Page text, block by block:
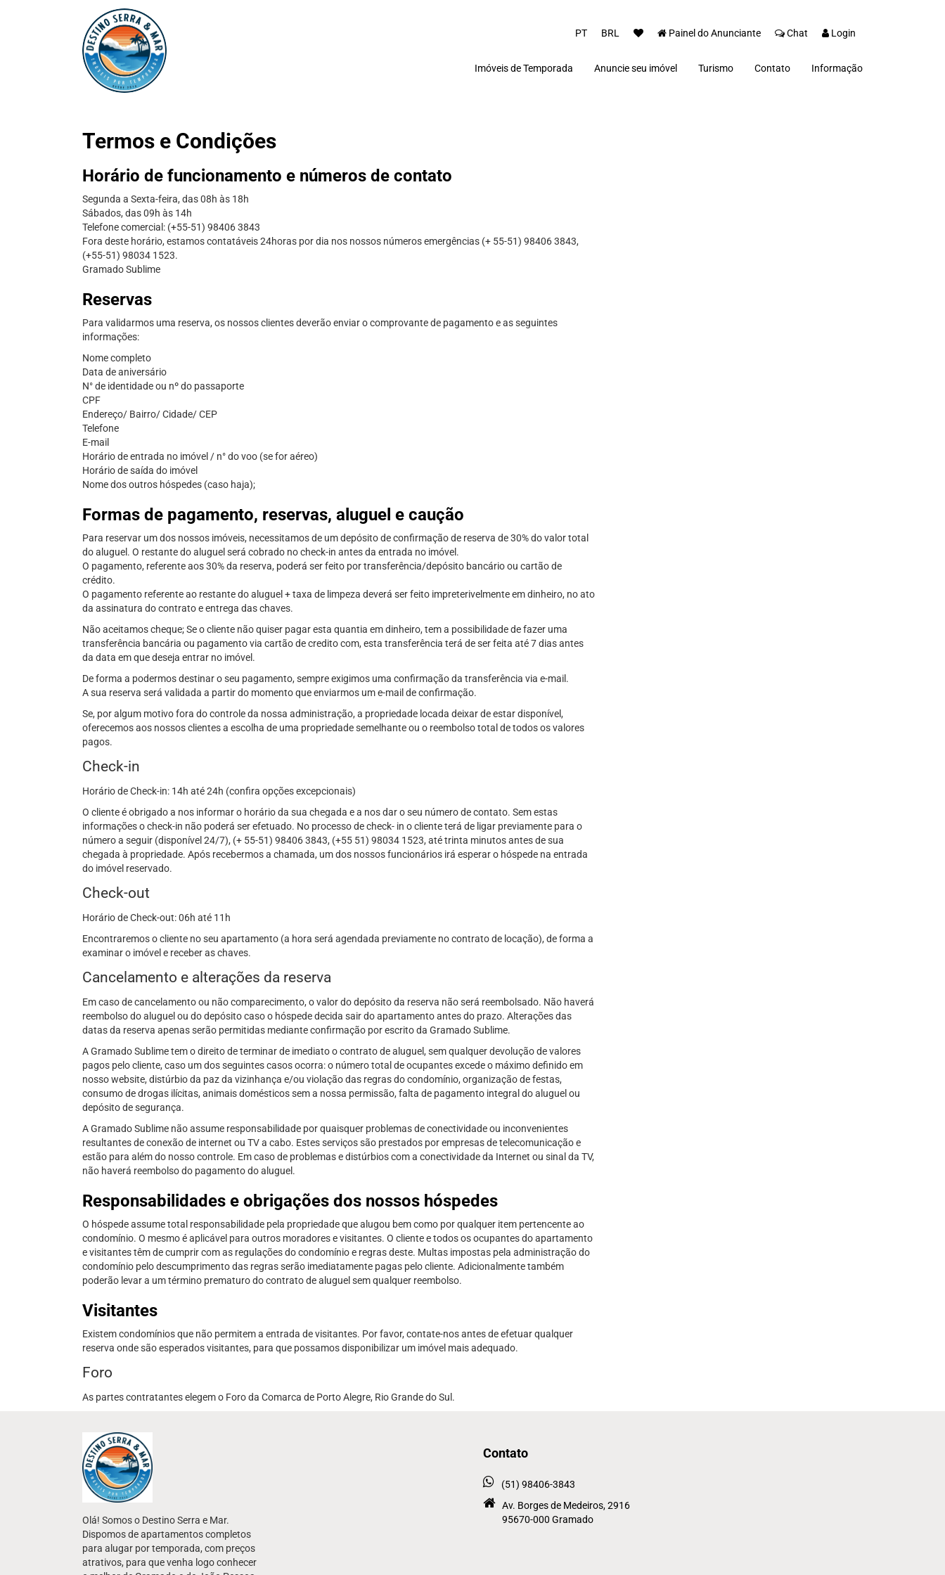
PT BRL Painel do Anunciante Chat Login
Imóveis de Temporada Anuncie seu imóvel Turismo Contato Informação
Termos e Condições
Horário de funcionamento e números de contato
Segunda a Sexta-feira, das 08h às 18h
Sábados, das 09h às 14h
Telefone comercial: (+55-51) 98406 3843
Fora deste horário, estamos contatáveis 24horas por dia nos nossos números emergências (+ 55-51) 98406 3843,
(+55-51) 98034 1523.
Gramado Sublime
Reservas
Para validarmos uma reserva, os nossos clientes deverão enviar o comprovante de pagamento e as seguintes
informações:
Nome completo
Data de aniversário
N° de identidade ou nº do passaporte
CPF
Endereço/ Bairro/ Cidade/ CEP
Telefone
E-mail
Horário de entrada no imóvel / n° do voo (se for aéreo)
Horário de saída do imóvel
Nome dos outros hóspedes (caso haja);
Formas de pagamento, reservas, aluguel e caução
Para reservar um dos nossos imóveis, necessitamos de um depósito de confirmação de reserva de 30% do valor total
do aluguel. O restante do aluguel será cobrado no check-in antes da entrada no imóvel.
O pagamento, referente aos 30% da reserva, poderá ser feito por transferência/depósito bancário ou cartão de
crédito.
O pagamento referente ao restante do aluguel + taxa de limpeza deverá ser feito impreterivelmente em dinheiro, no ato
da assinatura do contrato e entrega das chaves.
Não aceitamos cheque; Se o cliente não quiser pagar esta quantia em dinheiro, tem a possibilidade de fazer uma
transferência bancária ou pagamento via cartão de credito com, esta transferência terá de ser feita até 7 dias antes
da data em que deseja entrar no imóvel.
De forma a podermos destinar o seu pagamento, sempre exigimos uma confirmação da transferência via e-mail.
A sua reserva será validada a partir do momento que enviarmos um e-mail de confirmação.
Se, por algum motivo fora do controle da nossa administração, a propriedade locada deixar de estar disponível,
oferecemos aos nossos clientes a escolha de uma propriedade semelhante ou o reembolso total de todos os valores
pagos.
Check-in
Horário de Check-in: 14h até 24h (confira opções excepcionais)
O cliente é obrigado a nos informar o horário da sua chegada e a nos dar o seu número de contato. Sem estas
informações o check-in não poderá ser efetuado. No processo de check- in o cliente terá de ligar previamente para o
número a seguir (disponível 24/7), (+ 55-51) 98406 3843, (+55 51) 98034 1523, até trinta minutos antes de sua
chegada à propriedade. Após recebermos a chamada, um dos nossos funcionários irá esperar o hóspede na entrada
do imóvel reservado.
Check-out
Horário de Check-out: 06h até 11h
Encontraremos o cliente no seu apartamento (a hora será agendada previamente no contrato de locação), de forma a
examinar o imóvel e receber as chaves.
Cancelamento e alterações da reserva
Em caso de cancelamento ou não comparecimento, o valor do depósito da reserva não será reembolsado. Não haverá
reembolso do aluguel ou do depósito caso o hóspede decida sair do apartamento antes do prazo. Alterações das
datas da reserva apenas serão permitidas mediante confirmação por escrito da Gramado Sublime.
A Gramado Sublime tem o direito de terminar de imediato o contrato de aluguel, sem qualquer devolução de valores
pagos pelo cliente, caso um dos seguintes casos ocorra: o número total de ocupantes excede o máximo definido em
nosso website, distúrbio da paz da vizinhança e/ou violação das regras do condomínio, organização de festas,
consumo de drogas ilícitas, animais domésticos sem a nossa permissão, falta de pagamento integral do aluguel ou
depósito de segurança.
A Gramado Sublime não assume responsabilidade por quaisquer problemas de conectividade ou inconvenientes
resultantes de conexão de internet ou TV a cabo. Estes serviços são prestados por empresas de telecomunicação e
estão para além do nosso controle. Em caso de problemas e distúrbios com a conectividade da Internet ou sinal da TV,
não haverá reembolso do pagamento do aluguel.
Responsabilidades e obrigações dos nossos hóspedes
O hóspede assume total responsabilidade pela propriedade que alugou bem como por qualquer item pertencente ao
condomínio. O mesmo é aplicável para outros moradores e visitantes. O cliente e todos os ocupantes do apartamento
e visitantes têm de cumprir com as regulações do condomínio e regras deste. Multas impostas pela administração do
condomínio pelo descumprimento das regras serão imediatamente pagas pelo cliente. Adicionalmente também
poderão levar a um término prematuro do contrato de aluguel sem qualquer reembolso.
Visitantes
Existem condomínios que não permitem a entrada de visitantes. Por favor, contate-nos antes de efetuar qualquer
reserva onde são esperados visitantes, para que possamos disponibilizar um imóvel mais adequado.
Foro
As partes contratantes elegem o Foro da Comarca de Porto Alegre, Rio Grande do Sul.
Olá! Somos o Destino Serra e Mar.
Dispomos de apartamentos completos
para alugar por temporada, com preços
atrativos, para que venha logo conhecer
Contato
(51) 98406-3843
Av. Borges de Medeiros, 2916
95670-000 Gramado